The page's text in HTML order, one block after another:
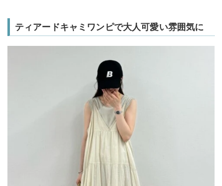
ティアードキャミワンピで大人可愛い雰囲気に